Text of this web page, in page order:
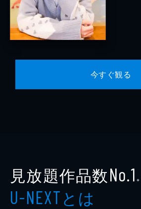
今すぐ観る
見放題作品数No.1 ※
U-NEXTとは